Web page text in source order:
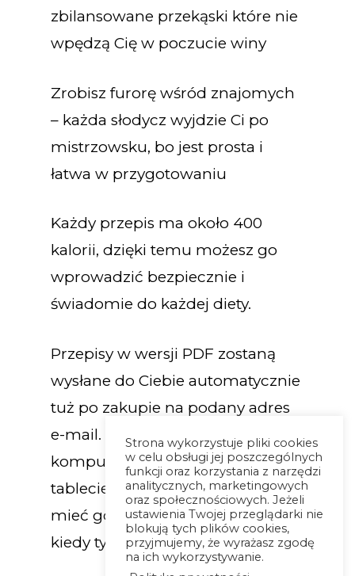
zbilansowane przekąski które nie
wpędzą Cię w poczucie winy
Zrobisz furorę wśród znajomych
– każda słodycz wyjdzie Ci po
mistrzowsku, bo jest prosta i
łatwa w przygotowaniu
Każdy przepis ma około 400
kalorii, dzięki temu możesz go
wprowadzić bezpiecznie i
świadomie do każdej diety.
Przepisy w wersji PDF zostaną
wysłane do Ciebie automatycznie
tuż po zakupie na podany adres
e-mail. Otworzysz go na
komputerze, telefonie oraz
tablecie, dzięki czemu możesz
mieć go już zawsze przy sobie,
kiedy tylko go potrzebujesz!
Strona wykorzystuje pliki cookies
w celu obsługi jej poszczególnych
funkcji oraz korzystania z narzędzi
analitycznych, marketingowych
oraz społecznościowych. Jeżeli
ustawienia Twojej przeglądarki nie
blokują tych plików cookies,
przyjmujemy, że wyrażasz zgodę
na ich wykorzystywanie.